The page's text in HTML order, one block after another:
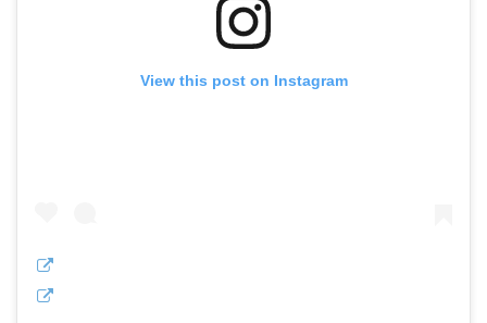
View this post on Instagram